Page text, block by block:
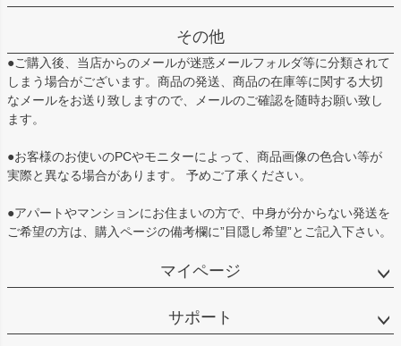
その他
●ご購入後、当店からのメールが迷惑メールフォルダ等に分類されて
しまう場合がございます。商品の発送、商品の在庫等に関する大切
なメールをお送り致しますので、メールのご確認を随時お願い致し
ます。
●お客様のお使いのPCやモニターによって、商品画像の色合い等が
実際と異なる場合があります。 予めご了承ください。
●アパートやマンションにお住まいの方で、中身が分からない発送を
ご希望の方は、購入ページの備考欄に”目隠し希望”とご記入下さい。
マイページ
サポート